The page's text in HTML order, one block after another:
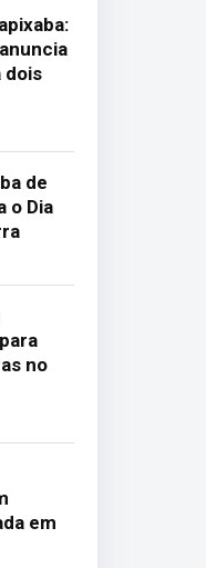
dois
de
o Dia
no
em